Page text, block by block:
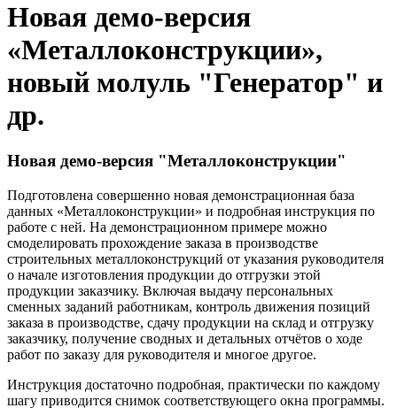
Новая демо-версия
«Металлоконструкции»,
новый молуль "Генератор" и
др.
Новая демо-версия "Металлоконструкции"
Подготовлена совершенно новая демонстрационная база
данных «Металлоконструкции» и подробная инструкция по
работе с ней. На демонстрационном примере можно
смоделировать прохождение заказа в производстве
строительных металлоконструкций от указания руководителя
о начале изготовления продукции до отгрузки этой
продукции заказчику. Включая выдачу персональных
сменных заданий работникам, контроль движения позиций
заказа в производстве, сдачу продукции на склад и отгрузку
заказчику, получение сводных и детальных отчётов о ходе
работ по заказу для руководителя и многое другое.
Инструкция достаточно подробная, практически по каждому
шагу приводится снимок соответствующего окна программы.